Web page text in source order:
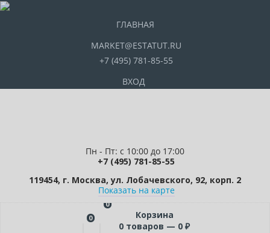
ГЛАВНАЯ
MARKET@ESTATUT.RU
+7 (495) 781-85-55
ВХОД
Пн - Пт: с 10:00 до 17:00
+7 (495) 781-85-55
119454, г. Москва, ул. Лобачевского, 92, корп. 2
Показать на карте
0
0
Корзина
0 товаров — 0 ₽